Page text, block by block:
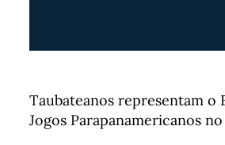
Taubateanos representam o
Jogos Parapanamericanos